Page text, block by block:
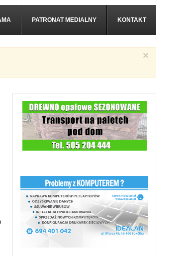
PATRONAT MEDIALNY KONTAKT
×